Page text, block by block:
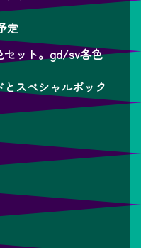
定
セット。gd/sv各色
スペシャルボック